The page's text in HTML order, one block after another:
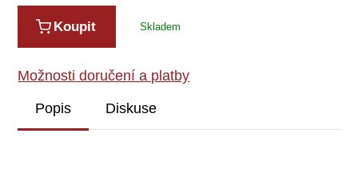
Koupit Skladem
Možnosti doručení a platby
Popis Diskuse